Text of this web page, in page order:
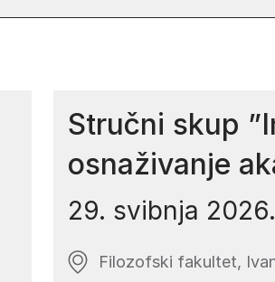
Stručni skup
osnaživanje
29. svibnja 2026.
Filozofski fakultet,